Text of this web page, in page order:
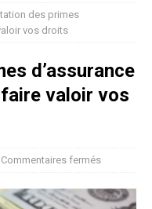
des primes
vos droits
d’assurance
valoir vos
Commentaires fermés